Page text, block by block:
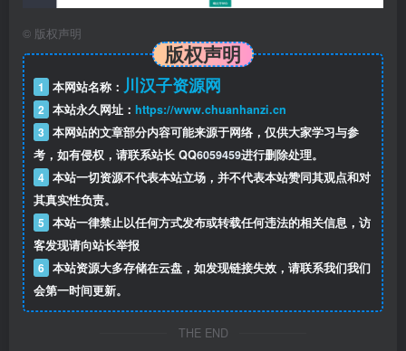
© 版权声明
版权声明
1 本网站名称： 川汉子资源网
2 本站永久网址： https://www.chuanhanzi.cn
3 本网站的文章部分内容可能来源于网络，仅供大家学习与参
考，如有侵权，请联系站长 QQ6059459进行删除处理。
4 本站一切资源不代表本站立场，并不代表本站赞同其观点和对
其真实性负责。
5 本站一律禁止以任何方式发布或转载任何违法的相关信息，访
客发现请向站长举报
6 本站资源大多存储在云盘，如发现链接失效，请联系我们我们
会第一时间更新。
THE END